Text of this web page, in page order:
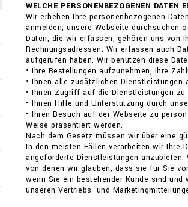
WELCHE PERSONENBEZOGENEN DATEN
Wir erheben Ihre personenbezogenen
anmelden, unsere Webseite durchsuchen
Daten, die wir erfassen, gehören uns von
Rechnungsadressen. Wir erfassen auch
aufgerufen haben. Wir benutzen diese
• Ihre Bestellungen aufzunehmen, Ihre
• Ihnen alle zusätzlichen
• Ihnen Zugriff auf die Dienstleistungen
• Ihnen Hilfe und Unterstützung durch
• Ihren Besuch auf der Webseite zu
Weise präsentiert werden.
Nach dem Gesetz müssen wir über eine
In den meisten Fällen verarbeiten wir Ihre
angeforderte Dienstleistungen
von denen wir glauben, dass sie für Sie
wenn Sie ein bestehender Kunde sind
unseren Vertriebs- und